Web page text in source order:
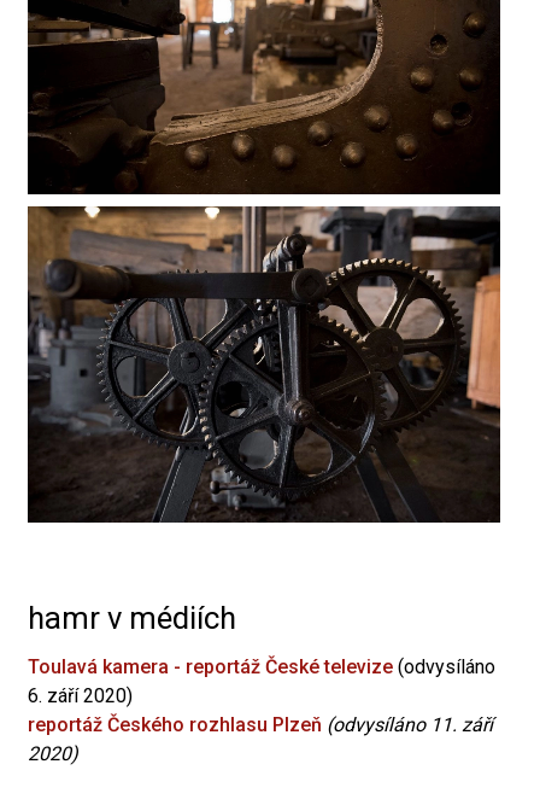
hamr v médiích
Toulavá kamera - reportáž České televize (odvysíláno
6. září 2020)
reportáž Českého rozhlasu Plzeň (odvysíláno 11. září
2020)